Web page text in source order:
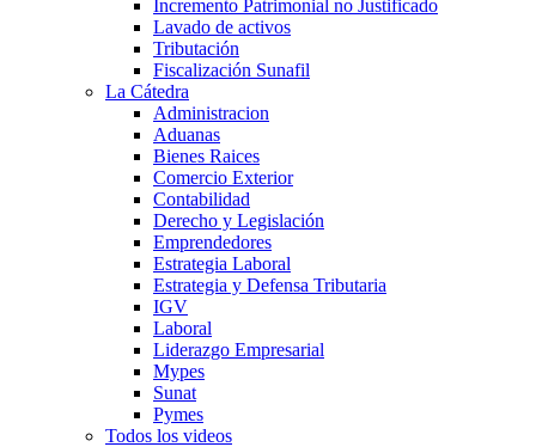
Incremento Patrimonial no Justificado
Lavado de activos
Tributación
Fiscalización Sunafil
La Cátedra
Administracion
Aduanas
Bienes Raices
Comercio Exterior
Contabilidad
Derecho y Legislación
Emprendedores
Estrategia Laboral
Estrategia y Defensa Tributaria
IGV
Laboral
Liderazgo Empresarial
Mypes
Sunat
Pymes
Todos los videos